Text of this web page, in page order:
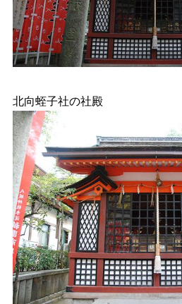
北向蛭子社の社殿